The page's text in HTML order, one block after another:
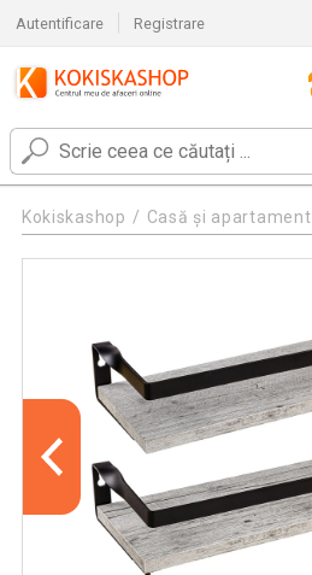
Autentificare Registrare
Kokiskashop Casă și apartament